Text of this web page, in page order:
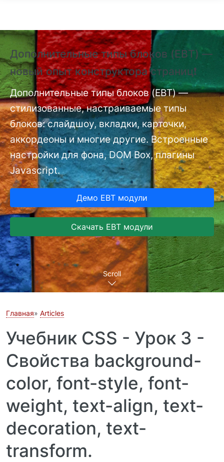
Дополнительные типы блоков (EBT) —
новый опыт конструктора страниц❗
Дополнительные типы блоков (EBT) —
стилизованные, настраиваемые типы
блоков: слайдшоу, вкладки, карточки,
аккордеоны и многие другие. Встроенные
настройки для фона, DOM Box, плагины
Javascript.
Демо EBT модули
Скачать EBT модули
Scroll
Главная Articles
Учебник CSS - Урок 3 -
Свойства background-
color, font-style, font-
weight, text-align, text-
decoration, text-
transform.